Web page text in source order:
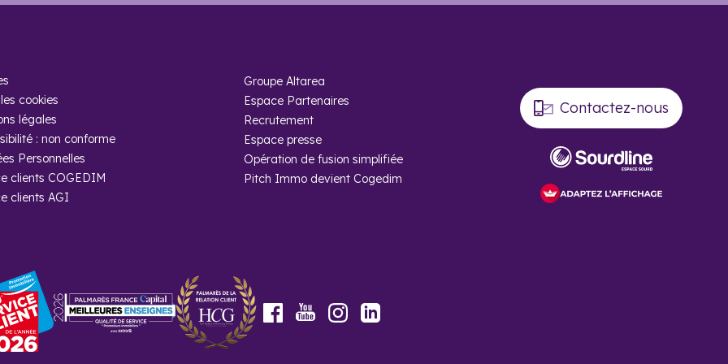
d’opportunités. En particulier, la ville de Toulouse où plus de la moitié des ménages du centre sont locataires et où le nombre
de Bagatelle, La Faourette, Papus, Tabar, Bordelongue, Bellefontaine, Empalot et
il de programmes immobiliers neufs en Haute-
Contactez-nous
cookies
légales
: non conforme
Personnelles
clients COGEDIM
clients AGI
Groupe Altarea
Espace Partenaires
Recrutement
Espace presse
Opération de fusion simplifiée
Pitch Immo devient Cogedim
Facebook
YoutubeInstagramLinkedIn